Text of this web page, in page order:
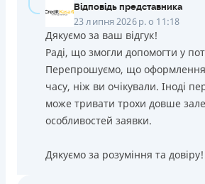
Відповідь представника
23 липня 2026 р. о 11:18
Дякуємо за ваш відгук!
Раді, що змогли допомогти у
Перепрошуємо, що
часу, ніж ви очікували. Іноді
може тривати трохи довше
особливостей заявки.
Дякуємо за розуміння та довіру!